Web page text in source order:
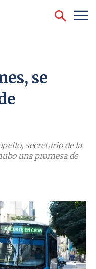
se
secretario de la
una promesa de